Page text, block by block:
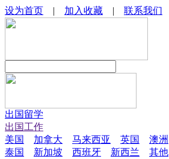
设为首页 | 加入收藏 | 联系我们
出国留学
出国工作
美国
加拿大 马来西亚 英国
澳洲
泰国
新加坡 西班牙 新西兰
其他